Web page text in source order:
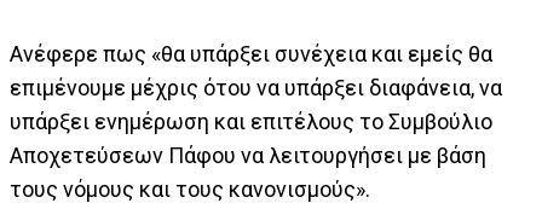
Ανέφερε πως «θα υπάρξει συνέχεια και εμείς θα
επιμένουμε μέχρις ότου να υπάρξει διαφάνεια, να
υπάρξει ενημέρωση και επιτέλους το Συμβούλιο
Αποχετεύσεων Πάφου να λειτουργήσει με βάση
τους νόμους και τους κανονισμούς».